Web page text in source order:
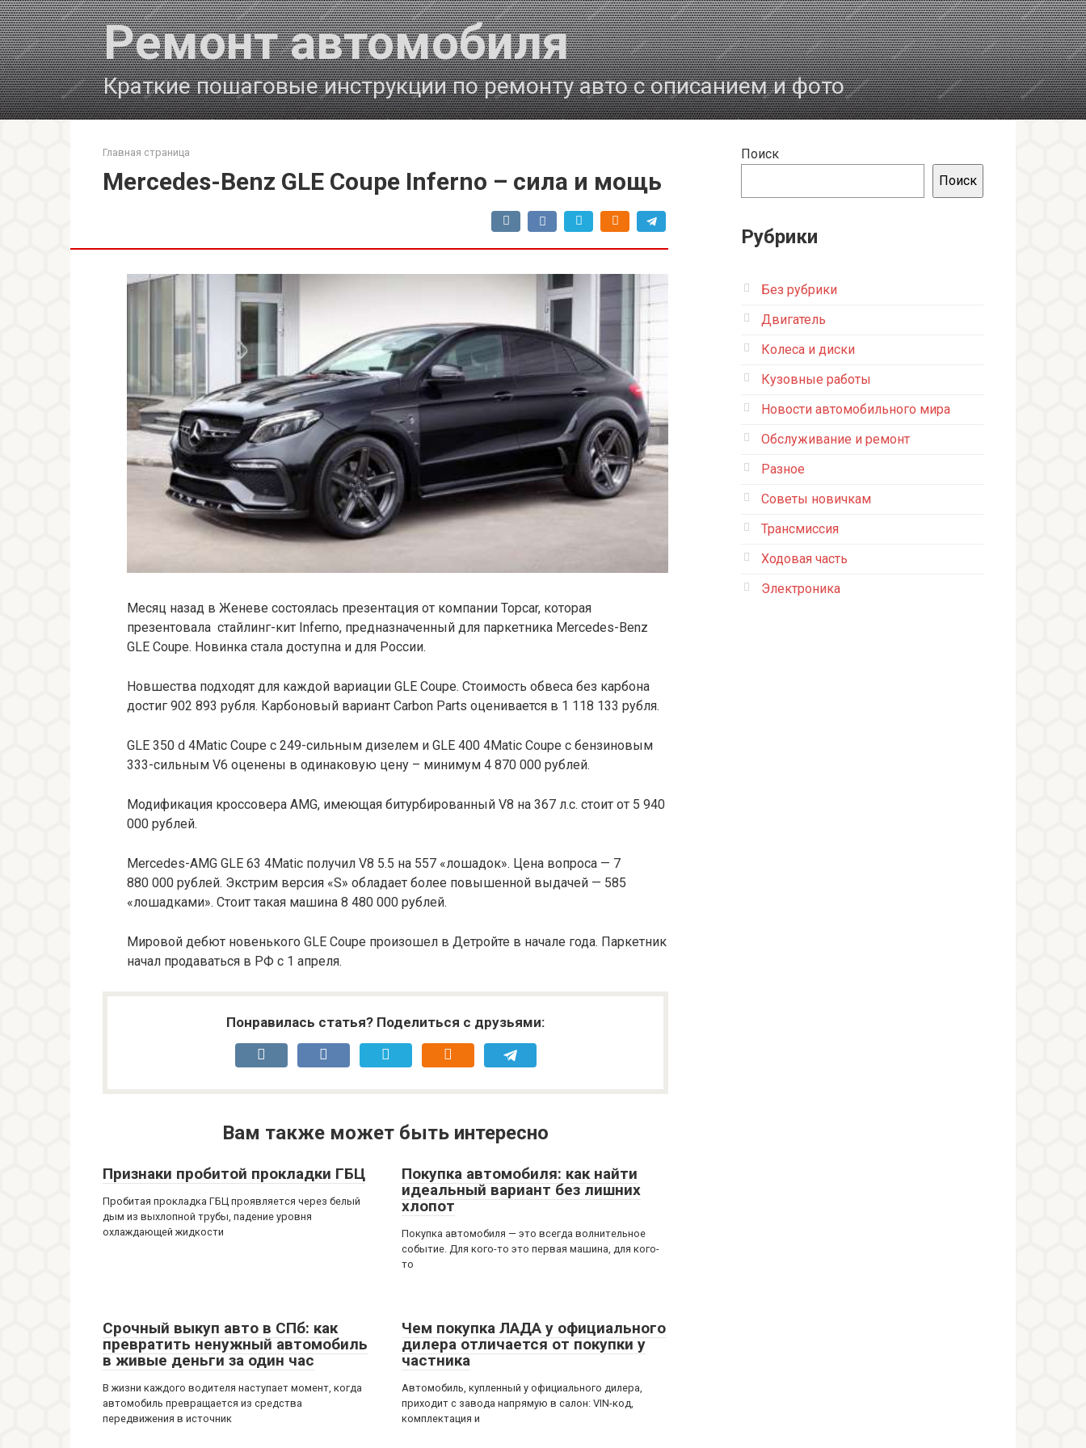
Перейти
к
контенту
Ремонт автомобиля
Краткие пошаговые инструкции по ремонту авто с описанием и фото
Главная страница
Mercedes-Benz GLE Coupe Inferno – сила и мощь
Месяц назад в Женеве состоялась презентация от компании Topcar, которая
презентовала стайлинг-кит Inferno, предназначенный для паркетника Mercedes-Benz
GLE Coupe. Новинка стала доступна и для России.
Новшества подходят для каждой вариации GLE Coupe. Стоимость обвеса без карбона
достиг 902 893 рубля. Карбоновый вариант Carbon Parts оценивается в 1 118 133 рубля.
GLE 350 d 4Matic Coupe с 249-сильным дизелем и GLE 400 4Matic Coupe с бензиновым
333-сильным V6 оценены в одинаковую цену – минимум 4 870 000 рублей.
Модификация кроссовера AMG, имеющая битурбированный V8 на 367 л.с. стоит от 5 940
000 рублей.
Mercedes-AMG GLE 63 4Matic получил V8 5.5 на 557 «лошадок». Цена вопроса — 7
880 000 рублей. Экстрим версия «S» обладает более повышенной выдачей — 585
«лошадками». Стоит такая машина 8 480 000 рублей.
Мировой дебют новенького GLE Coupe произошел в Детройте в начале года. Паркетник
начал продаваться в РФ с 1 апреля.
Понравилась статья? Поделиться с друзьями:
Вам также может быть интересно
Признаки пробитой прокладки ГБЦ
Пробитая прокладка ГБЦ проявляется через белый
дым из выхлопной трубы, падение уровня
охлаждающей жидкости
Покупка автомобиля: как найти
идеальный вариант без лишних
хлопот
Покупка автомобиля — это всегда волнительное
событие. Для кого-то это первая машина, для кого-
то
Срочный выкуп авто в СПб: как
превратить ненужный автомобиль
в живые деньги за один час
В жизни каждого водителя наступает момент, когда
автомобиль превращается из средства
передвижения в источник
Чем покупка ЛАДА у официального
дилера отличается от покупки у
частника
Автомобиль, купленный у официального дилера,
приходит с завода напрямую в салон: VIN-код,
комплектация и
Поиск
Поиск
Рубрики
Без рубрики
Двигатель
Колеса и диски
Кузовные работы
Новости автомобильного мира
Обслуживание и ремонт
Разное
Советы новичкам
Трансмиссия
Ходовая часть
Электроника